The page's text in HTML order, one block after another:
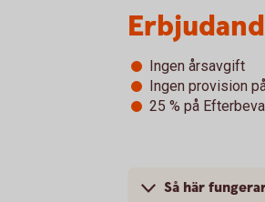
Ingen årsavgift
Ingen provision
25 % på
Så här